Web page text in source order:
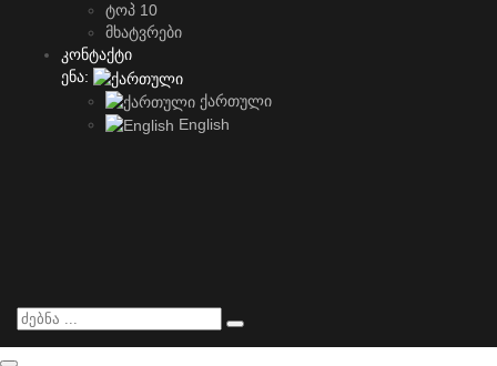
ტოპ 10
მხატვრები
კონტაქტი
ენა:
ქართული
English